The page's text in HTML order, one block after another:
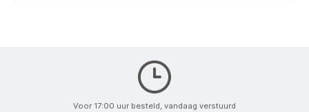
Voor 17:00 uur besteld, vandaag verstuurd